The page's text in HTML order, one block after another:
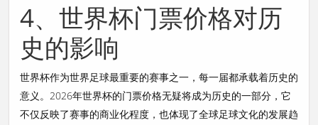
4、世界杯门票价格对历
史的影响
世界杯作为世界足球最重要的赛事之一，每一届都承载着历史的
意义。2026年世界杯的门票价格无疑将成为历史的一部分，它
不仅反映了赛事的商业化程度，也体现了全球足球文化的发展趋